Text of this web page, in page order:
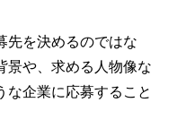
先を決めるのではな
景や、求める人物像な
な企業に応募すること